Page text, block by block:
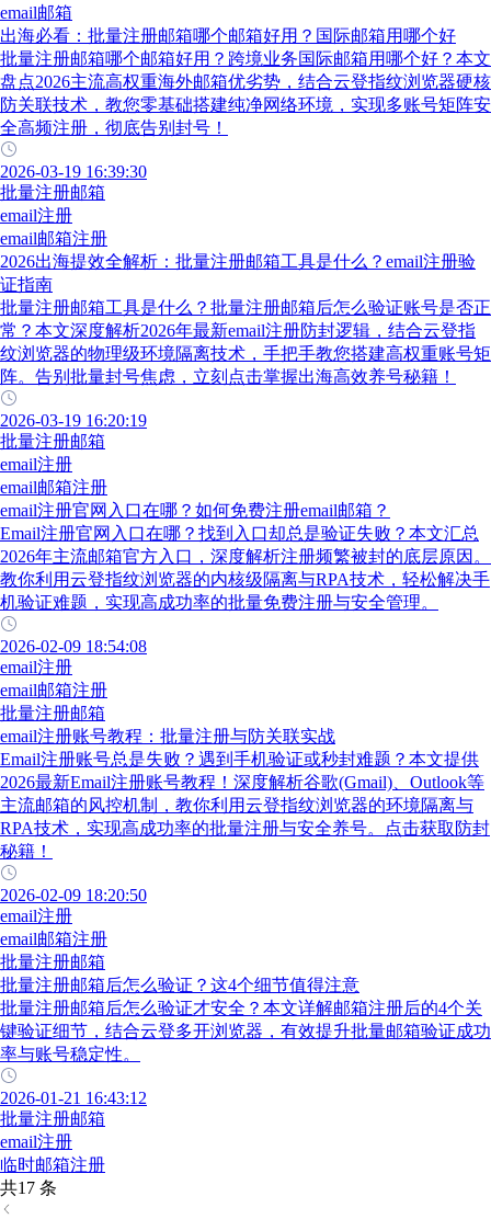
email邮箱
出海必看：批量注册邮箱哪个邮箱好用？国际邮箱用哪个好
批量注册邮箱哪个邮箱好用？跨境业务国际邮箱用哪个好？本文
盘点2026主流高权重海外邮箱优劣势，结合云登指纹浏览器硬核
防关联技术，教您零基础搭建纯净网络环境，实现多账号矩阵安
全高频注册，彻底告别封号！
2026-03-19 16:39:30
批量注册邮箱
email注册
email邮箱注册
2026出海提效全解析：批量注册邮箱工具是什么？email注册验
证指南
批量注册邮箱工具是什么？批量注册邮箱后怎么验证账号是否正
常？本文深度解析2026年最新email注册防封逻辑，结合云登指
纹浏览器的物理级环境隔离技术，手把手教您搭建高权重账号矩
阵。告别批量封号焦虑，立刻点击掌握出海高效养号秘籍！
2026-03-19 16:20:19
批量注册邮箱
email注册
email邮箱注册
email注册官网入口在哪？如何免费注册email邮箱？
Email注册官网入口在哪？找到入口却总是验证失败？本文汇总
2026年主流邮箱官方入口，深度解析注册频繁被封的底层原因。
教你利用云登指纹浏览器的内核级隔离与RPA技术，轻松解决手
机验证难题，实现高成功率的批量免费注册与安全管理。
2026-02-09 18:54:08
email注册
email邮箱注册
批量注册邮箱
email注册账号教程：批量注册与防关联实战
Email注册账号总是失败？遇到手机验证或秒封难题？本文提供
2026最新Email注册账号教程！深度解析谷歌(Gmail)、Outlook等
主流邮箱的风控机制，教你利用云登指纹浏览器的环境隔离与
RPA技术，实现高成功率的批量注册与安全养号。点击获取防封
秘籍！
2026-02-09 18:20:50
email注册
email邮箱注册
批量注册邮箱
批量注册邮箱后怎么验证？这4个细节值得注意
批量注册邮箱后怎么验证才安全？本文详解邮箱注册后的4个关
键验证细节，结合云登多开浏览器，有效提升批量邮箱验证成功
率与账号稳定性。
2026-01-21 16:43:12
批量注册邮箱
email注册
临时邮箱注册
共17 条